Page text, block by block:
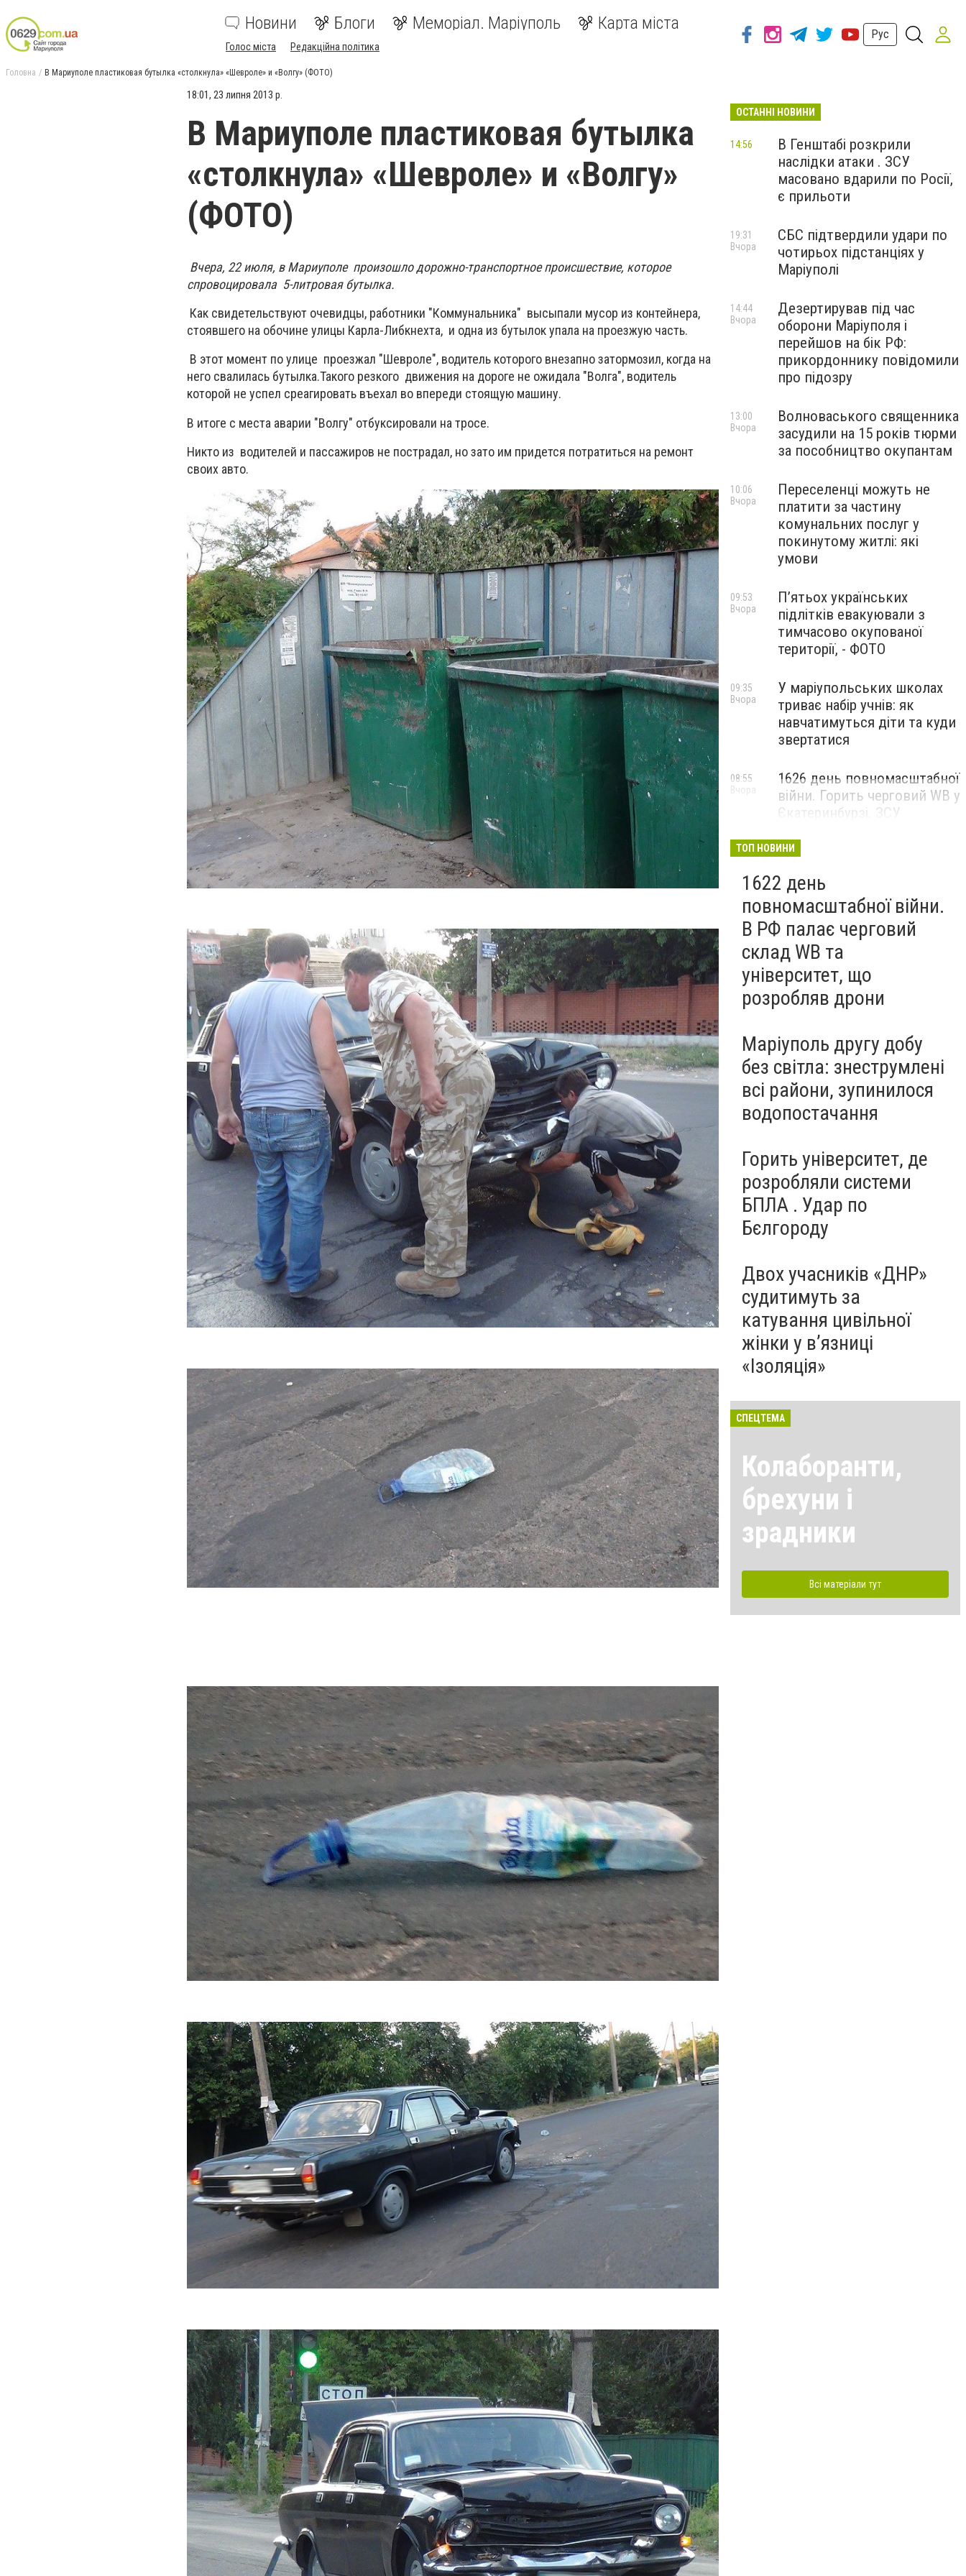
Новини Блоги Меморіал. Маріуполь Карта міста
Голос міста Редакційна політика
Рус
Головна В Мариуполе пластиковая бутылка «столкнула» «Шевроле» и «Волгу» (ФОТО)
18:01, 23 липня 2013 р.
В Мариуполе пластиковая бутылка
«столкнула» «Шевроле» и «Волгу»
(ФОТО)
Вчера, 22 июля, в Мариуполе произошло дорожно-транспортное происшествие, которое
спровоцировала 5-литровая бутылка.
Как свидетельствуют очевидцы, работники "Коммунальника" высыпали мусор из контейнера,
стоявшего на обочине улицы Карла-Либкнехта, и одна из бутылок упала на проезжую часть.
В этот момент по улице проезжал "Шевроле", водитель которого внезапно затормозил, когда на
него свалилась бутылка.Такого резкого движения на дороге не ожидала "Волга", водитель
которой не успел среагировать въехал во впереди стоящую машину.
В итоге с места аварии "Волгу" отбуксировали на тросе.
Никто из водителей и пассажиров не пострадал, но зато им придется потратиться на ремонт
своих авто.
ОСТАННІ НОВИНИ
В Генштабі розкрили
наслідки атаки . ЗСУ
масовано вдарили по Росії,
є прильоти
14:56
СБС підтвердили удари по
чотирьох підстанціях у
Маріуполі
19:31
Вчора
Дезертирував під час
оборони Маріуполя і
перейшов на бік РФ:
прикордоннику повідомили
про підозру
14:44
Вчора
Волноваського священника
засудили на 15 років тюрми
за пособництво окупантам
13:00
Вчора
Переселенці можуть не
платити за частину
комунальних послуг у
покинутому житлі: які
умови
10:06
Вчора
П’ятьох українських
підлітків евакуювали з
тимчасово окупованої
території, - ФОТО
09:53
Вчора
У маріупольських школах
триває набір учнів: як
навчатимуться діти та куди
звертатися
09:35
Вчора
1626 день повномасштабної
війни. Горить черговий WB у
Єкатеринбурзі. ЗСУ
Маріуполі
08:55
Вчора
ТОП НОВИНИ
1622 день
повномасштабної війни.
В РФ палає черговий
склад WB та
університет, що
розробляв дрони
Маріуполь другу добу
без світла: знеструмлені
всі райони, зупинилося
водопостачання
Горить університет, де
розробляли системи
БПЛА . Удар по
Бєлгороду
Двох учасників «ДНР»
судитимуть за
катування цивільної
жінки у в’язниці
«Ізоляція»
СПЕЦТЕМА
Колаборанти,
брехуни і
зрадники
Всі матеріали тут